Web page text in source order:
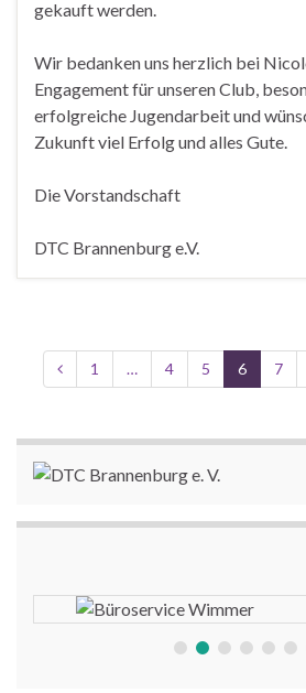
gekauft werden.
Wir bedanken uns herzlich bei
Engagement für unseren Club,
erfolgreiche Jugendarbeit und
Zukunft viel Erfolg und alles Gute.
Die Vorstandschaft
DTC Brannenburg e.V.
1 … 4 5 6 7